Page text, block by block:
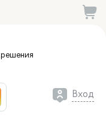
решения
Вход